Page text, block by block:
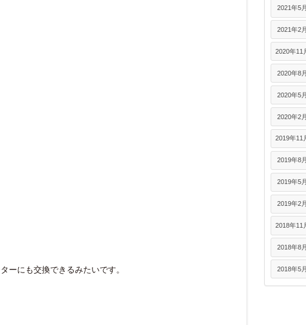
ーにも交換できるみたいです。
2021年5月
2021年2月
2020年11
2020年8月
2020年5月
2020年2月
2019年11
2019年8月
2019年5月
2019年2月
2018年11
2018年8月
2018年5月